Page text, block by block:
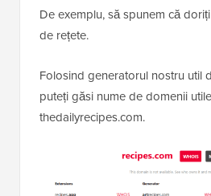
De exemplu, să spunem că
de rețete.
Folosind generatorul nostru util
puteți găsi nume de domenii
thedailyrecipes.com.